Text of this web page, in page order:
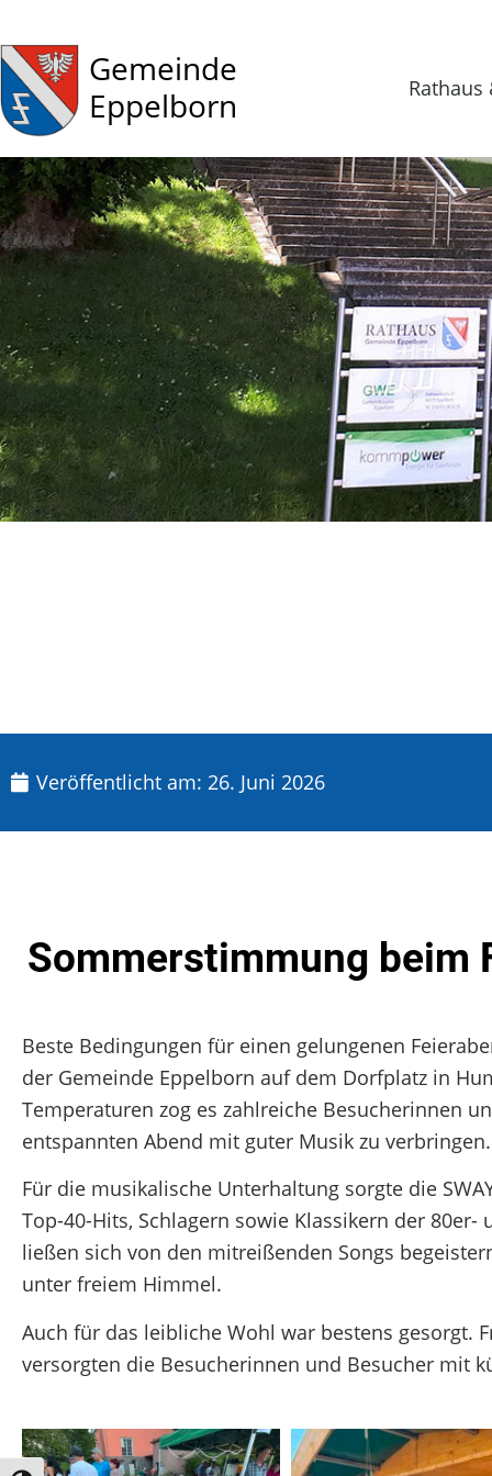
Gemeinde
Eppelborn
Rathaus
Veröffentlicht am: 26. Juni 2026
Sommerstimmung beim
Beste Bedingungen für einen gelungenen
der Gemeinde Eppelborn auf dem Dorfplatz in
Temperaturen zog es zahlreiche Besucherinnen
entspannten Abend mit guter Musik zu verbringen.
Für die musikalische Unterhaltung sorgte die
Top-40-Hits, Schlagern sowie Klassikern der
ließen sich von den mitreißenden Songs
unter freiem Himmel.
Auch für das leibliche Wohl war bestens gesorgt.
versorgten die Besucherinnen und Besucher mit